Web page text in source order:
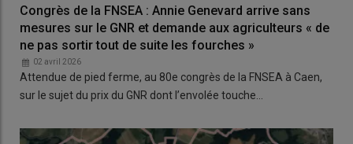
Congrès de la FNSEA : Annie Genevard arrive sans
mesures sur le GNR et demande aux agriculteurs « de
ne pas sortir tout de suite les fourches »
02 avril 2026
Attendue de pied ferme, au 80e congrès de la FNSEA à Caen,
sur le sujet du prix du GNR dont l’envolée touche…